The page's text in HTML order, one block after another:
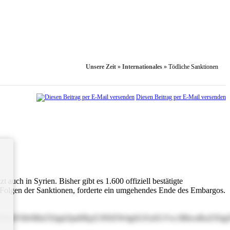
Unsere Zeit » Internationales » Tödliche Sanktionen
Diesen Beitrag per E-Mail versenden
auch in Syrien. Bisher gibt es 1.600 offiziell bestätigte
der Sanktionen, forderte ein umgehendes Ende des Embargos.